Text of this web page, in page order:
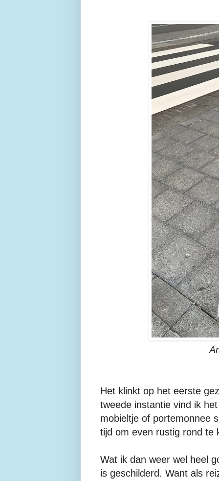
Het klinkt op het eerste
tweede instantie vind ik
mobieltje of portemonnee
tijd om even rustig rond te
Wat ik dan weer wel heel
is geschilderd. Want als